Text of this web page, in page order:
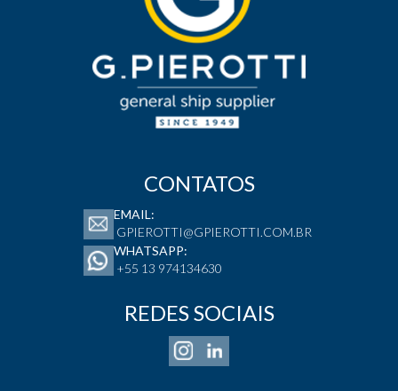
CONTATOS
EMAIL:
GPIEROTTI@GPIEROTTI.COM.BR
WHATSAPP:
+55 13 974134630
REDES SOCIAIS